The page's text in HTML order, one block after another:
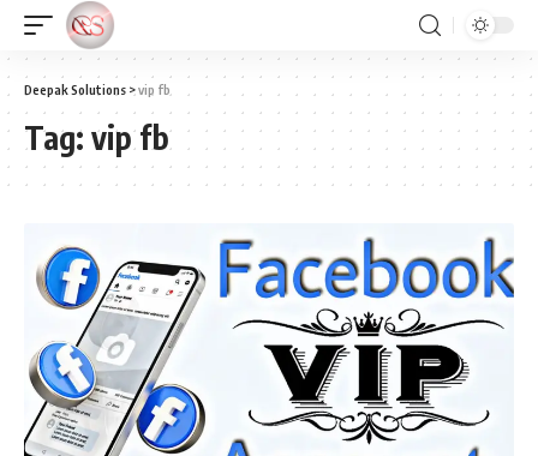
Deepak Solutions >vip fb
Tag: vip fb